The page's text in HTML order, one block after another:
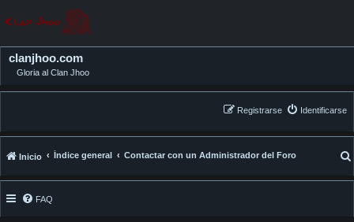
clanjhoo.com
Gloria al Clan Jhoo
Identificarse
Registrarse
Inicio Índice general Contactar con un Administrador del Foro
FAQ